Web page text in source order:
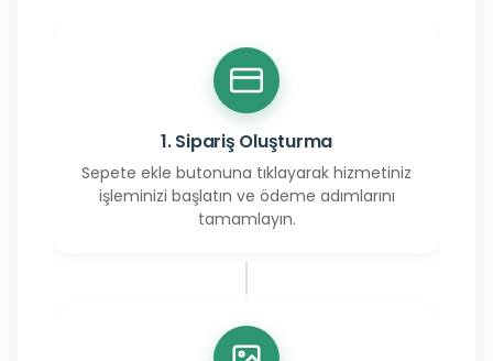
1. Sipariş Oluşturma
Sepete ekle butonuna tıklayarak hizmetiniz
işleminizi başlatın ve ödeme adımlarını
tamamlayın.